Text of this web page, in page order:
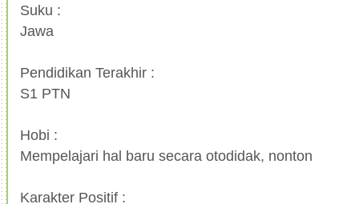
Suku :
Jawa
Pendidikan Terakhir :
S1 PTN
Hobi :
Mempelajari hal baru secara otodidak, nonton
Karakter Positif :